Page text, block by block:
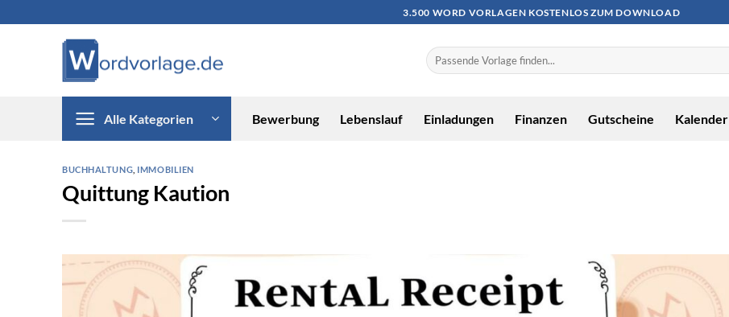
3.500 WORD VORLAGEN KOSTENLOS ZUM DOWNLOAD
Alle Kategorien Bewerbung Lebenslauf Einladungen Finanzen Gutscheine Kalender
BUCHHALTUNG IMMOBILIEN
Quittung Kaution